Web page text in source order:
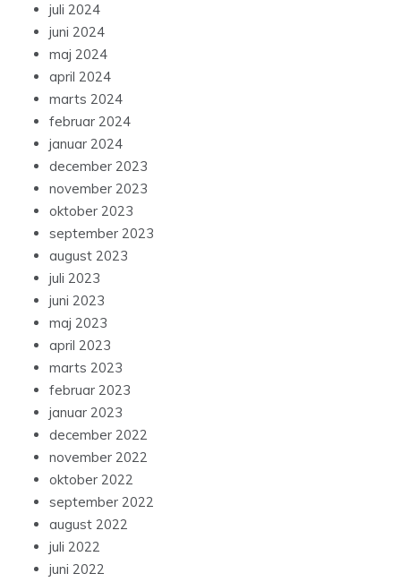
juli 2024
juni 2024
maj 2024
april 2024
marts 2024
februar 2024
januar 2024
december 2023
november 2023
oktober 2023
september 2023
august 2023
juli 2023
juni 2023
maj 2023
april 2023
marts 2023
februar 2023
januar 2023
december 2022
november 2022
oktober 2022
september 2022
august 2022
juli 2022
juni 2022